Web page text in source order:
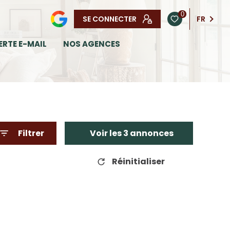
SE CONNECTER 0 FR
E-MAIL NOS AGENCES
Filtrer Voir les3 annonces
Réinitialiser